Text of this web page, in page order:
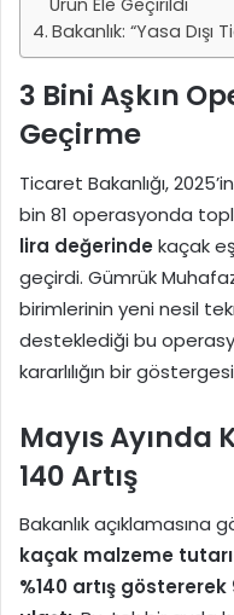
Ürün Ele Geçirildi
Bakanlık: “Yasa
3 Bini Aşkın
Geçirme
Ticaret Bakanlığı,
bin 81 operasyonda
lira değerindekaçak
geçirdi. Gümrük
birimlerinin yeni nesil
desteklediği bu
kararlılığın bir
Mayıs Ayında
140 Artış
Bakanlık açıklamasına
kaçak malzeme
%140 artış